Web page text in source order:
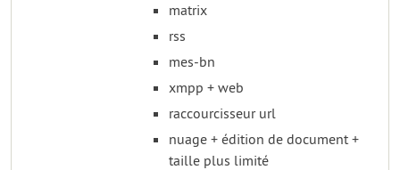
matrix
rss
mes-bn
xmpp + web
raccourcisseur url
nuage + édition de document +
taille plus limité